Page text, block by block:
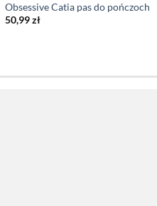
Obsessive Catia pas do pończoch
50,99zł